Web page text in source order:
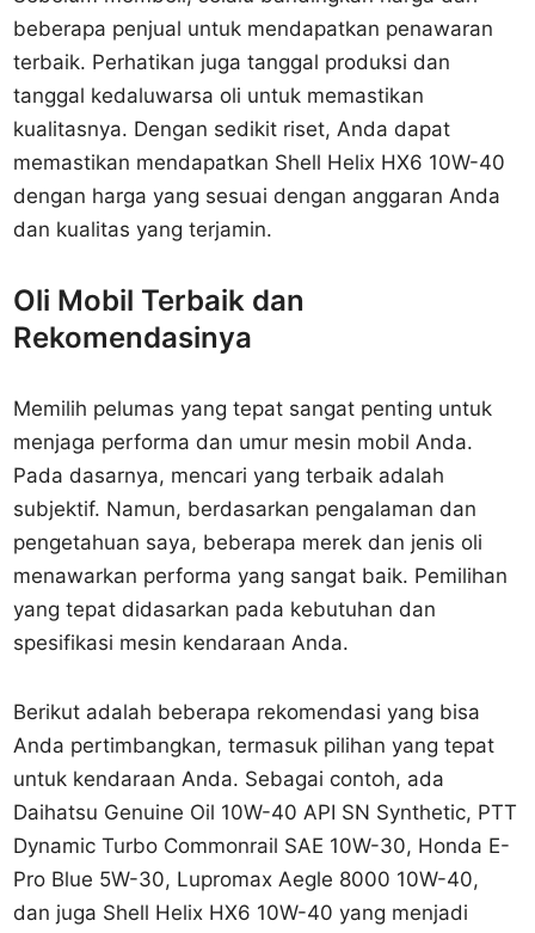
beberapa penjual untuk mendapatkan penawaran
terbaik. Perhatikan juga tanggal produksi dan
tanggal kedaluwarsa oli untuk memastikan
kualitasnya. Dengan sedikit riset, Anda dapat
memastikan mendapatkan Shell Helix HX6 10W-40
dengan harga yang sesuai dengan anggaran Anda
dan kualitas yang terjamin.
Oli Mobil Terbaik dan
Rekomendasinya
Memilih pelumas yang tepat sangat penting untuk
menjaga performa dan umur mesin mobil Anda.
Pada dasarnya, mencari yang terbaik adalah
subjektif. Namun, berdasarkan pengalaman dan
pengetahuan saya, beberapa merek dan jenis oli
menawarkan performa yang sangat baik. Pemilihan
yang tepat didasarkan pada kebutuhan dan
spesifikasi mesin kendaraan Anda.
Berikut adalah beberapa rekomendasi yang bisa
Anda pertimbangkan, termasuk pilihan yang tepat
untuk kendaraan Anda. Sebagai contoh, ada
Daihatsu Genuine Oil 10W-40 API SN Synthetic, PTT
Dynamic Turbo Commonrail SAE 10W-30, Honda E-
Pro Blue 5W-30, Lupromax Aegle 8000 10W-40,
dan juga Shell Helix HX6 10W-40 yang menjadi